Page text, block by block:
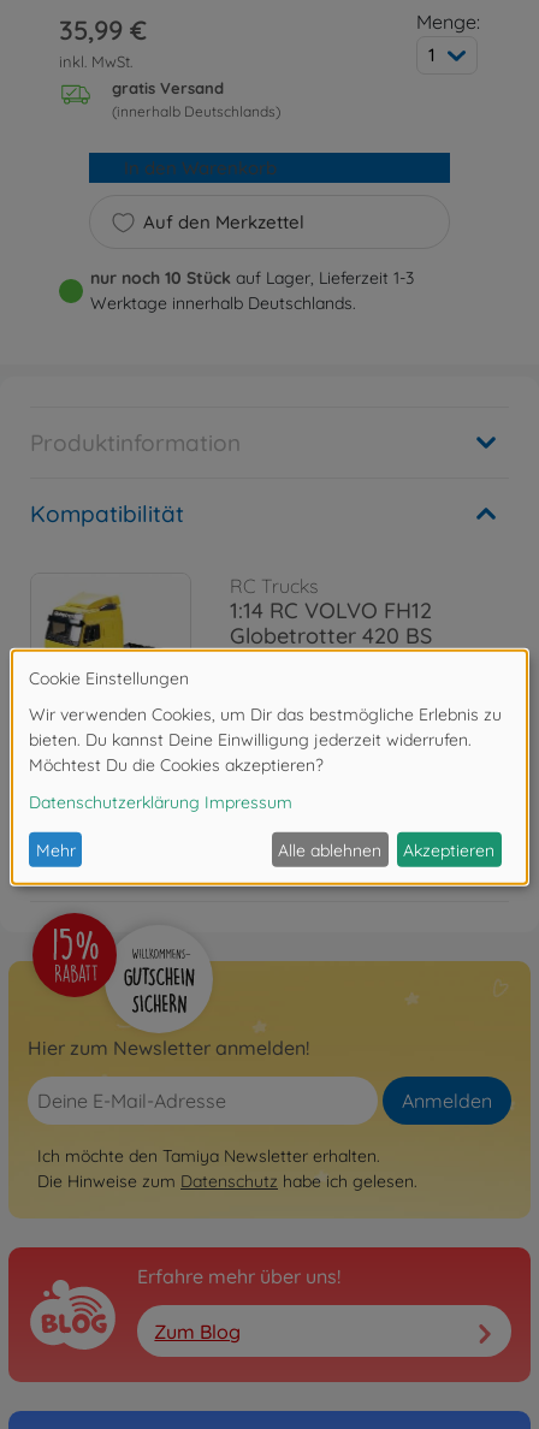
35,99 €
inkl. MwSt.
gratis Versand
(innerhalb Deutschlands)
Menge:
1
Auf den Merkzettel
In den Warenkorb
nur noch 10 Stück auf Lager, Lieferzeit 1-3
Werktage innerhalb Deutschlands.
Produktinformation
Kompatibilität
RC Trucks
1:14 RC VOLVO FH12
Globetrotter 420 BS
Bewertungen
FAQ
Hier zum Newsletter anmelden!
Anmelden
Ich möchte den Tamiya Newsletter erhalten.
Die Hinweise zum Datenschutz habe ich gelesen.
Erfahre mehr über uns!
Zum Blog